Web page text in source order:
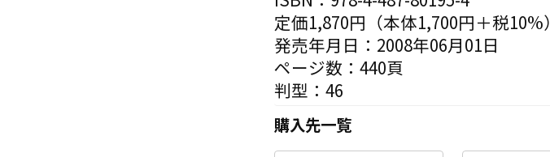
定価1,870円（本体1,700円＋税10%）
発売年月日：2008年06月01日
ページ数：440頁
判型：46
購入先一覧